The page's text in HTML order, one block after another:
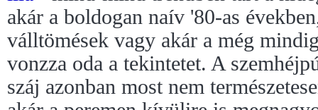
akár a boldogan naív '80-as
válltömések vagy akár a még
vonzza oda a tekintetet. A
száj azonban most nem